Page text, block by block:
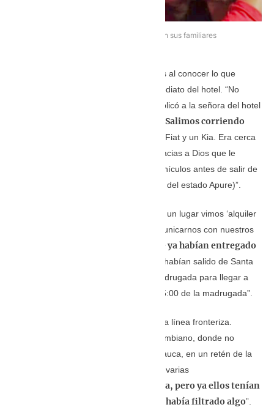
Los músicos en reencuentro con sus familiares
De inmediato, todo el grupo de músicos al conocer lo que
estaba sucediendo decide salir de inmediato del hotel. “No
teníamos con qué pagar, pero se le explicó a la señora del hotel
Salimos corriendo
, un Fiat y un Kia. Era cerca
del mediodía. Rodamos muchísimo; gracias a Dios que le
habíamos echado combustible a los vehículos antes de salir de
Guasdualito (capital del municipio Páez del estado Apure)”.
Las carreteras son muy desoladas. “En un lugar vimos ‘alquiler
de wifi’ o algo así. Ahí tratamos de comunicarnos con nuestros
Ahí nos enteramos de que ya habían entregado
; ellas habían salido de Santa
Bárbara de Barinas a la 01:00 de la madrugada para llegar a
Arauca a la hora que los citaron, a las 5:00 de la madrugada”.
Los músicos continuaron rumbo hacia la línea fronteriza.
Pasaron dos alcabalas del Ejército colombiano, donde no
dijeron nada por temor. “Llegando a Arauca, en un retén de la
Policía, nos pararon y nos preguntaron varias
simularon que no sabían nada, pero ya ellos tenían
información porque en las redes se había filtrado algo”.